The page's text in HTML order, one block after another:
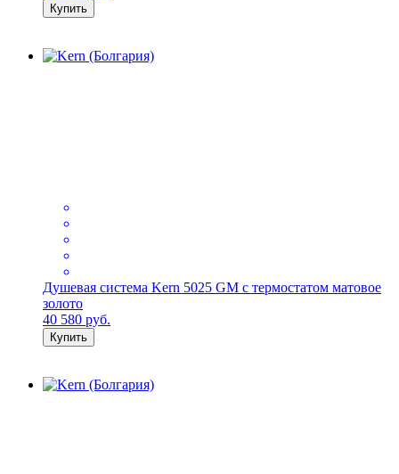
Купить
Душевая система Kern 5025 GM с термостатом матовое
золото
40 580 руб.
Купить